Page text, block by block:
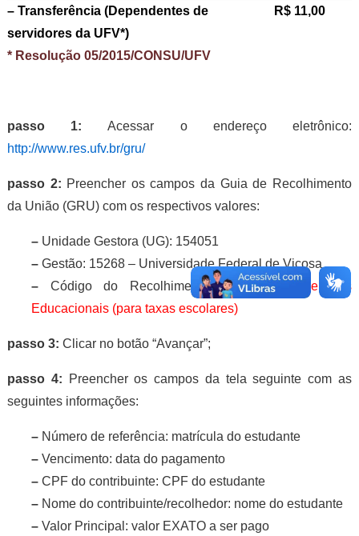
– Transferência (Dependentes de
servidores da UFV*)
R$ 11,00
* Resolução 05/2015/CONSU/UFV
passo 1:
Acessar o endereço eletrônico:
http://www.res.ufv.br/gru/
passo 2: Preencher os campos da Guia de Recolhimento
da União (GRU) com os respectivos valores:
–Unidade Gestora (UG): 154051
–Gestão: 15268 – Universidade Federal de Viçosa
–Código do Recolhimento:28832-2 – Serviços
Educacionais (para taxas escolares)
passo 3: Clicar no botão “Avançar”;
passo 4: Preencher os campos da tela seguinte com as
seguintes informações:
–Número de referência: matrícula do estudante
–Vencimento: data do pagamento
–CPF do contribuinte: CPF do estudante
–Nome do contribuinte/recolhedor: nome do estudante
–Valor Principal: valor EXATO a ser pago